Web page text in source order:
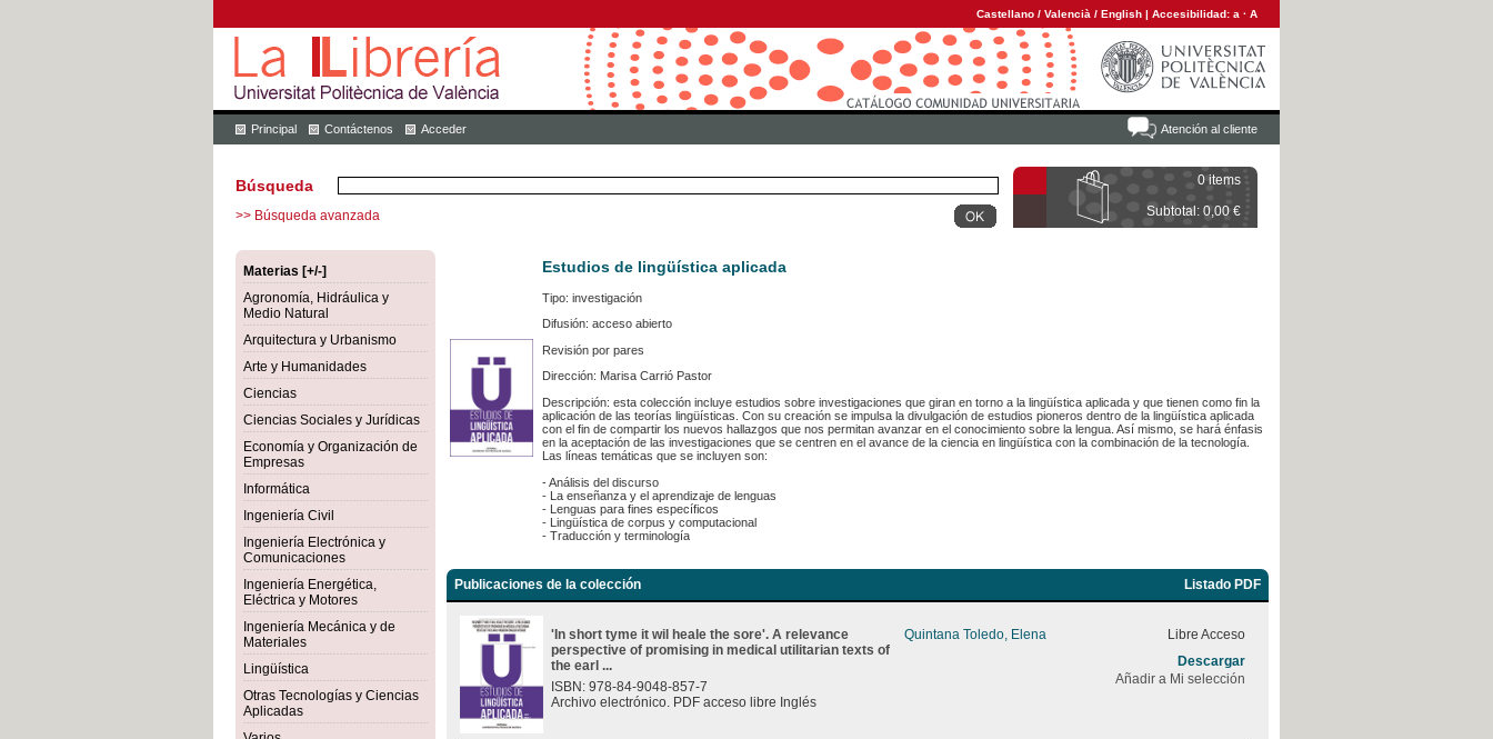
Castellano / Valencià / English | Accesibilidad: a · A
Atención al cliente
Principal Contáctenos Acceder
0 items
Subtotal: 0,00 €
Búsqueda
>> Búsqueda avanzada
Materias [+/-]
Agronomía, Hidráulica y
Medio Natural
Arquitectura y Urbanismo
Arte y Humanidades
Ciencias
Ciencias Sociales y Jurídicas
Economía y Organización de
Empresas
Informática
Ingeniería Civil
Ingeniería Electrónica y
Comunicaciones
Ingeniería Energética,
Eléctrica y Motores
Ingeniería Mecánica y de
Materiales
Lingüística
Otras Tecnologías y Ciencias
Aplicadas
Estudios de lingüística aplicada
Tipo: investigación
Difusión: acceso abierto
Revisión por pares
Dirección: Marisa Carrió Pastor
Descripción: esta colección incluye estudios sobre investigaciones que giran en torno a la lingüística aplicada y que tienen como fin la
aplicación de las teorías lingüísticas. Con su creación se impulsa la divulgación de estudios pioneros dentro de la lingüística aplicada
con el fin de compartir los nuevos hallazgos que nos permitan avanzar en el conocimiento sobre la lengua. Así mismo, se hará énfasis
en la aceptación de las investigaciones que se centren en el avance de la ciencia en lingüística con la combinación de la tecnología.
Las líneas temáticas que se incluyen son:
- Análisis del discurso
- La enseñanza y el aprendizaje de lenguas
- Lenguas para fines específicos
- Lingüística de corpus y computacional
- Traducción y terminología
Publicaciones de la colección Listado PDF
'In short tyme it wil heale the sore'. A relevance
perspective of promising in medical utilitarian texts of
the earl ...
ISBN: 978-84-9048-857-7
Archivo electrónico. PDF acceso libre Inglés
Quintana Toledo, Elena
Libre Acceso
Descargar
Añadir a Mi selección